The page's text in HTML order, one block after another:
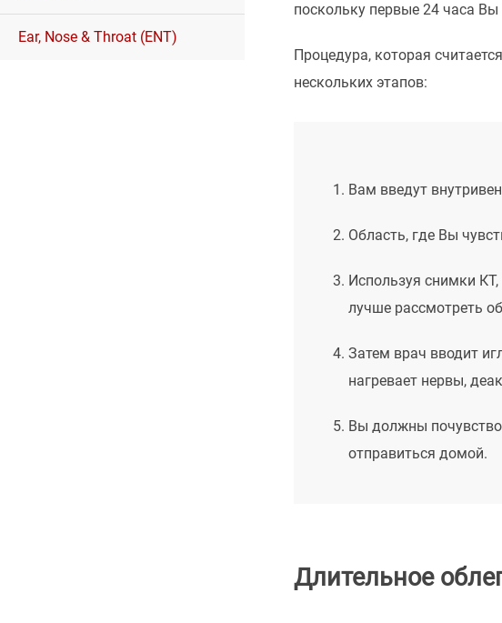
Ear, Nose & Throat (ENT)
поскольку первые 24 часа
Процедура, которая
нескольких этапов:
Вам введут
Область, где Вы
Используя снимки
лучше рассмотреть
Затем врач вводит
нагревает нервы,
Вы должны
отправиться домой.
Длительное